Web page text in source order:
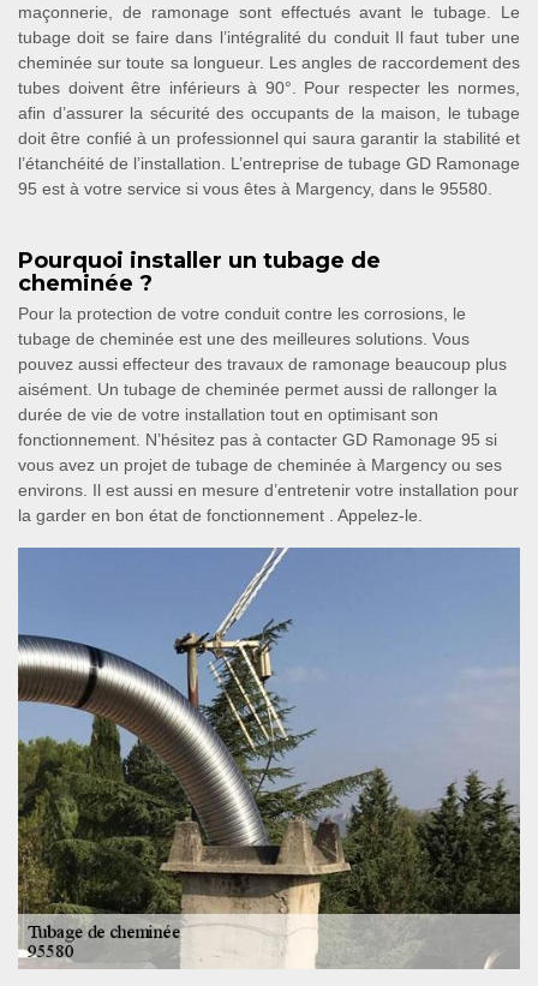
maçonnerie, de ramonage sont effectués avant le tubage. Le
tubage doit se faire dans l’intégralité du conduit Il faut tuber une
cheminée sur toute sa longueur. Les angles de raccordement des
tubes doivent être inférieurs à 90°. Pour respecter les normes,
afin d’assurer la sécurité des occupants de la maison, le tubage
doit être confié à un professionnel qui saura garantir la stabilité et
l’étanchéité de l’installation. L’entreprise de tubage GD Ramonage
95 est à votre service si vous êtes à Margency, dans le 95580.
Pourquoi installer un tubage de
cheminée ?
Pour la protection de votre conduit contre les corrosions, le
tubage de cheminée est une des meilleures solutions. Vous
pouvez aussi effecteur des travaux de ramonage beaucoup plus
aisément. Un tubage de cheminée permet aussi de rallonger la
durée de vie de votre installation tout en optimisant son
fonctionnement. N’hésitez pas à contacter GD Ramonage 95 si
vous avez un projet de tubage de cheminée à Margency ou ses
environs. Il est aussi en mesure d’entretenir votre installation pour
la garder en bon état de fonctionnement . Appelez-le.